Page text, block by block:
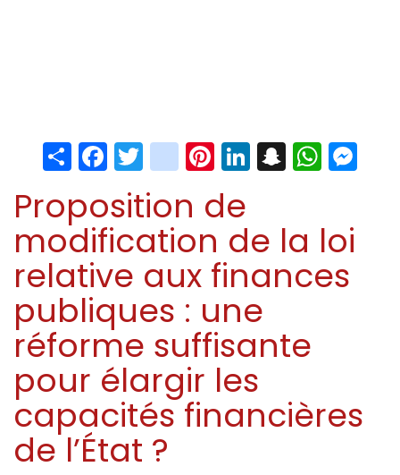
ShareFacebook
Twitter
instagram
Pinterest
LinkedIn
Snapchat
Proposition de
modification de la loi
relative aux finances
publiques : une
réforme suffisante
pour élargir les
capacités financières
de l’État ?